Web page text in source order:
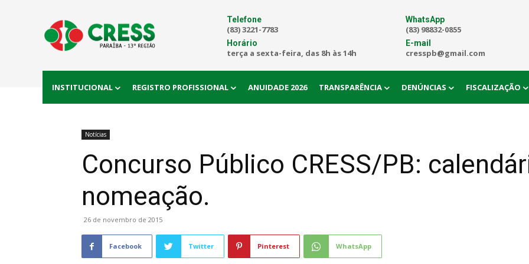
Telefone
(83) 3221-7783
Horário
terça a sexta-feira, das 8h às 14h
WhatsApp
(83) 98832-0855
E-mail
cresspb@gmail.com
INSTITUCIONAL REGISTRO PROFISSIONAL ANUIDADE 2026 TRANSPARÊNCIA DENÚNCIAS FISCALIZAÇÃO
Notícias
Concurso Público CRESS/PB:
nomeação.
26 de novembro de 2015
Facebook Twitter Pinterest WhatsApp